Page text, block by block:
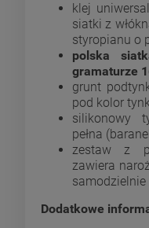
klej
siatki z
styropianu o
polska
gramaturze
grunt
pod kolor
silikonowy
pełna
zestaw z
zawiera
samodzielnie
Dodatkowe